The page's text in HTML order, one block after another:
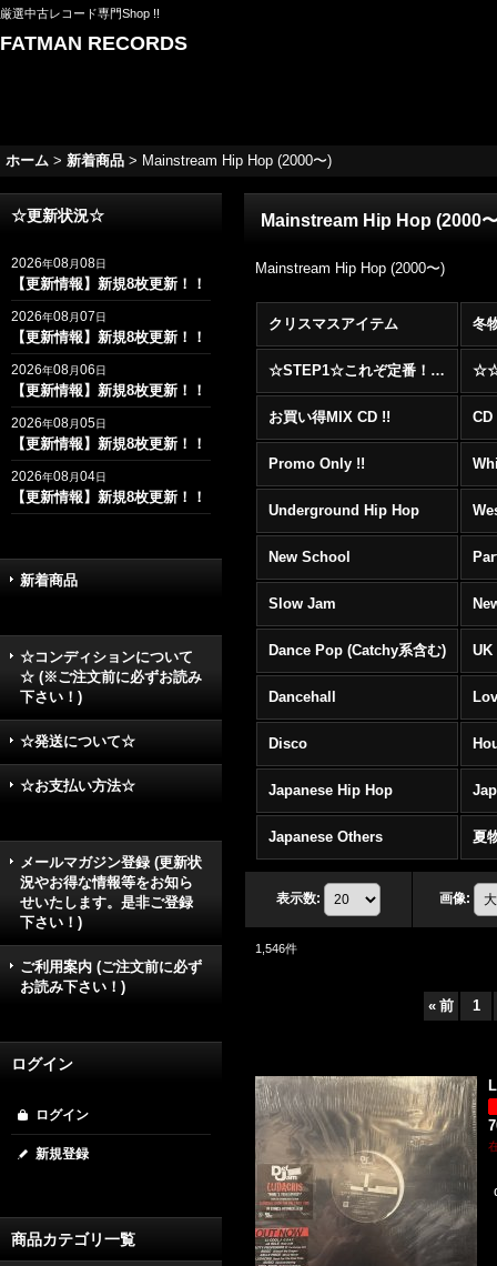
厳選中古レコード専門Shop !!
FATMAN RECORDS
ホーム > 新着商品 > Mainstream Hip Hop (2000〜)
☆更新状況☆
2026年08月08日
【更新情報】新規8枚更新！！
2026年08月07日
【更新情報】新規8枚更新！！
2026年08月06日
【更新情報】新規8枚更新！！
2026年08月05日
【更新情報】新規8枚更新！！
2026年08月04日
【更新情報】新規8枚更新！！
新着商品
☆コンディションについて
☆ (※ご注文前に必ずお読み
下さい！)
☆発送について☆
☆お支払い方法☆
メールマガジン登録 (更新状
況やお得な情報等をお知ら
せいたします。是非ご登録
下さい！)
ご利用案内 (ご注文前に必ず
お読み下さい！)
ログイン
ログイン
新規登録
商品カテゴリ一覧
Mainstream Hip Hop (2000
Mainstream Hip Hop (2000〜)
クリスマスアイテム 冬
☆STEP1☆これぞ定番！！まずはここから！2000年代R&BフロアヒットBest 100 !!!
お買い得MIX CD !!
Promo Only !!
Underground Hip Hop
New School
Slow Jam
Dance Pop (Catchy系含む) UK
Dancehall
Disco
Japanese Hip Hop
Japanese Others 夏
表示数: 画像:
1,546件
« 前 1